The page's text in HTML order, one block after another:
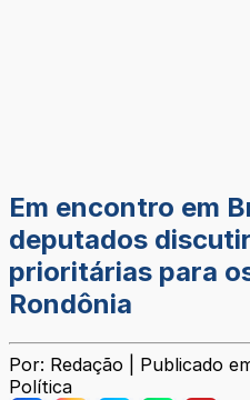
Em encontro em
deputados
prioritárias para
Rondônia
Por: Redação | Publicado
Política